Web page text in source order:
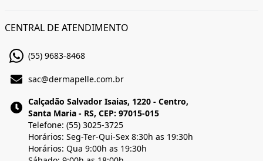
CENTRAL DE ATENDIMENTO
(55) 9683-8468
sac@dermapelle.com.br
Calçadão Salvador Isaias, 1220 - Centro,
Santa Maria - RS, CEP: 97015-015
Telefone: (55) 3025-3725
Horários: Seg-Ter-Qui-Sex 8:30h as 19:30h
Horários: Qua 9:00h as 19:30h